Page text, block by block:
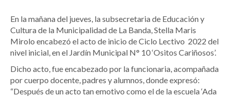
En la mañana del jueves, la subsecretaria de Educación y
Cultura de la Municipalidad de La Banda, Stella Maris
Mirolo encabezó el acto de inicio de Ciclo Lectivo 2022 del
nivel inicial, en el Jardín Municipal N° 10 ‘Ositos Cariñosos’.
Dicho acto, fue encabezado por la funcionaria, acompañada
por cuerpo docente, padres y alumnos, donde expresó:
“Después de un acto tan emotivo como el de la escuela ‘Ada